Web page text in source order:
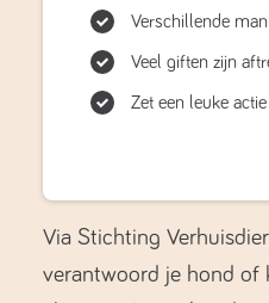
Verschillende
Veel giften zijn
Zet een leuke
Via Stichting
verantwoord je hond of